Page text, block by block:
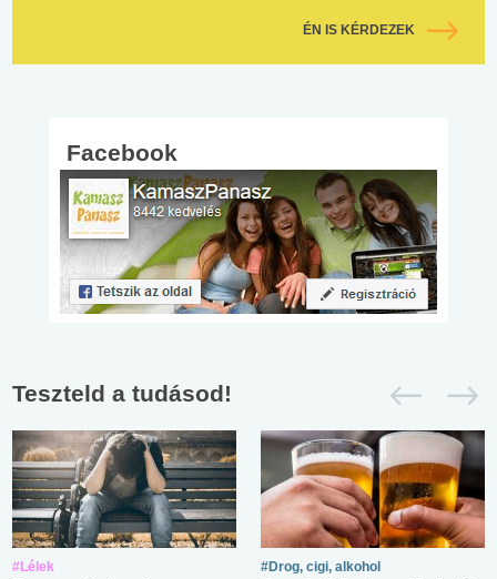
ÉN IS KÉRDEZEK
Facebook
Teszteld a tudásod!
#Lélek #Drog, cigi, alkohol